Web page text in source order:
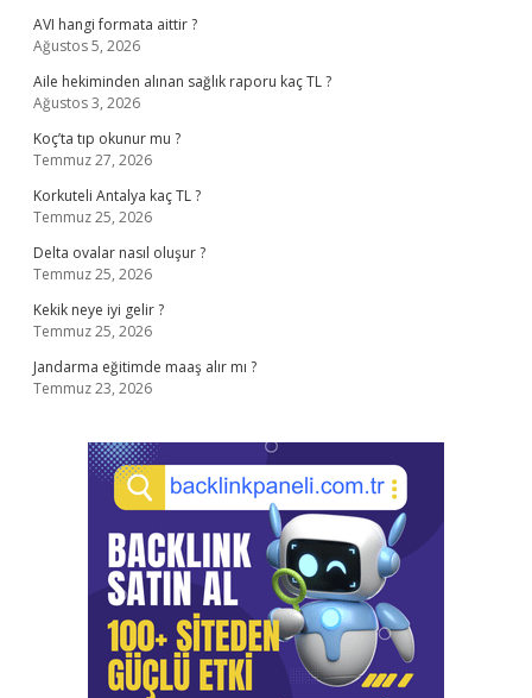
AVI hangi formata aittir ?
Ağustos 5, 2026
Aile hekiminden alınan sağlık raporu kaç TL ?
Ağustos 3, 2026
Koç’ta tıp okunur mu ?
Temmuz 27, 2026
Korkuteli Antalya kaç TL ?
Temmuz 25, 2026
Delta ovalar nasıl oluşur ?
Temmuz 25, 2026
Kekik neye iyi gelir ?
Temmuz 25, 2026
Jandarma eğitimde maaş alır mı ?
Temmuz 23, 2026